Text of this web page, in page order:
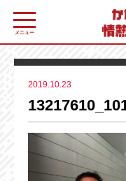
メニュー
2019.10.23